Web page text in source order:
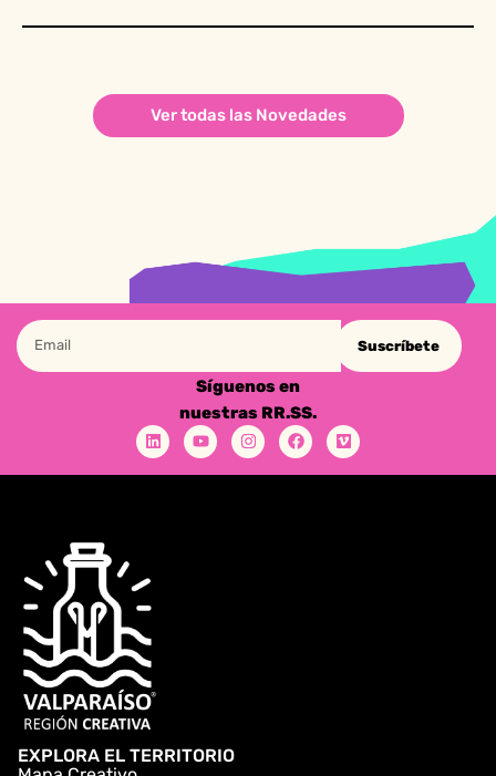
Ver todas las Novedades
Suscríbete
Síguenos en
nuestras RR.SS.
EXPLORA EL TERRITORIO